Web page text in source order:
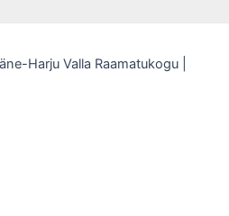
Harju Valla Raamatukogu |